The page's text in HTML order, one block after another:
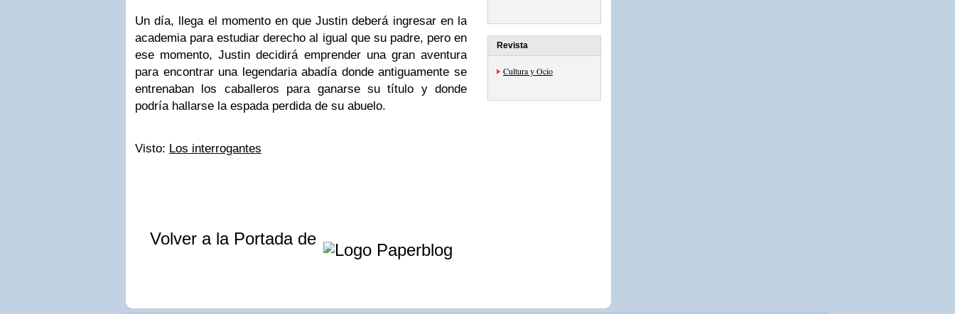
Un día, llega el momento en que Justin deberá ingresar en la
academia para estudiar derecho al igual que su padre, pero en
ese momento, Justin decidirá emprender una gran aventura
para encontrar una legendaria abadía donde antiguamente se
entrenaban los caballeros para ganarse su título y donde
podría hallarse la espada perdida de su abuelo.
Visto: Los interrogantes
Volver a la Portada de
Revista
Cultura y Ocio